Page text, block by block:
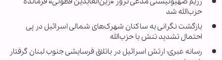
حزب‌الله شد
بازگشت نگرانی به ساکنان شهرک‌های شمالی اسرائیل در پی
احتمال تشدید تنش با حزب‌الله
رسانه عبری: ارتش اسرائیل در باتلاق فرسایشی جنوب لبنان گرفتار